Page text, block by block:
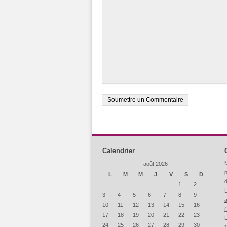
Calendrier
août 2026
L
M M J V S
D
1
2
3
4 5 6 7 8
9
10
11 12 13 14 15
16
17
18 19 20 21 22
23
24
25 26 27 28 29 30